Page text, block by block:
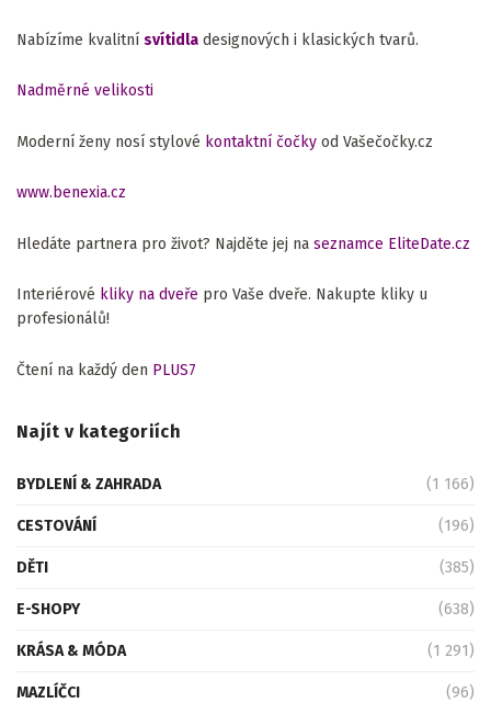
Nabízíme kvalitní svítidla designových i klasických tvarů.
Nadměrné velikosti
Moderní ženy nosí stylové kontaktní čočky od Vašečočky.cz
www.benexia.cz
Hledáte partnera pro život? Najděte jej na seznamce EliteDate.cz
Interiérové kliky na dveře pro Vaše dveře. Nakupte kliky u
profesionálů!
Čtení na každý den PLUS7
Najít v kategoriích
BYDLENÍ & ZAHRADA (1 166)
CESTOVÁNÍ (196)
DĚTI (385)
E-SHOPY (638)
KRÁSA & MÓDA (1 291)
MAZLÍČCI (96)